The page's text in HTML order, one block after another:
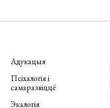
Адукацыя
Псіхалогія і
самаразвіццё
Экалогія